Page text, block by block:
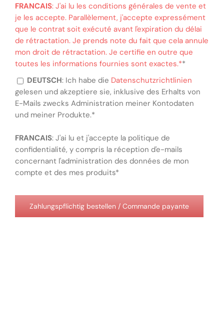
FRANCAIS: J'ai lu les conditions générales de vente et
je les accepte. Parallèlement, j'accepte expressément
que le contrat soit exécuté avant l'expiration du délai
de rétractation. Je prends note du fait que cela annule
mon droit de rétractation. Je certifie en outre que
toutes les informations fournies sont exactes.**
DEUTSCH: Ich habe die Datenschutzrichtlinien
gelesen und akzeptiere sie, inklusive des Erhalts von
E-Mails zwecks Administration meiner Kontodaten
und meiner Produkte.*
FRANCAIS: J'ai lu et j'accepte la politique de
confidentialité, y compris la réception d'e-mails
concernant l'administration des données de mon
compte et des mes produits*